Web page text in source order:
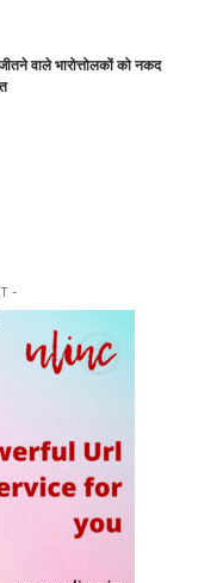
वाले भारोत्तोलकों को नकद
-